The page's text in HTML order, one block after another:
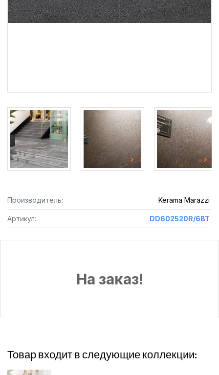
Производитель: Kerama Marazzi
Артикул: DD602520R/6BT
На заказ!
Товар входит в следующие коллекции: